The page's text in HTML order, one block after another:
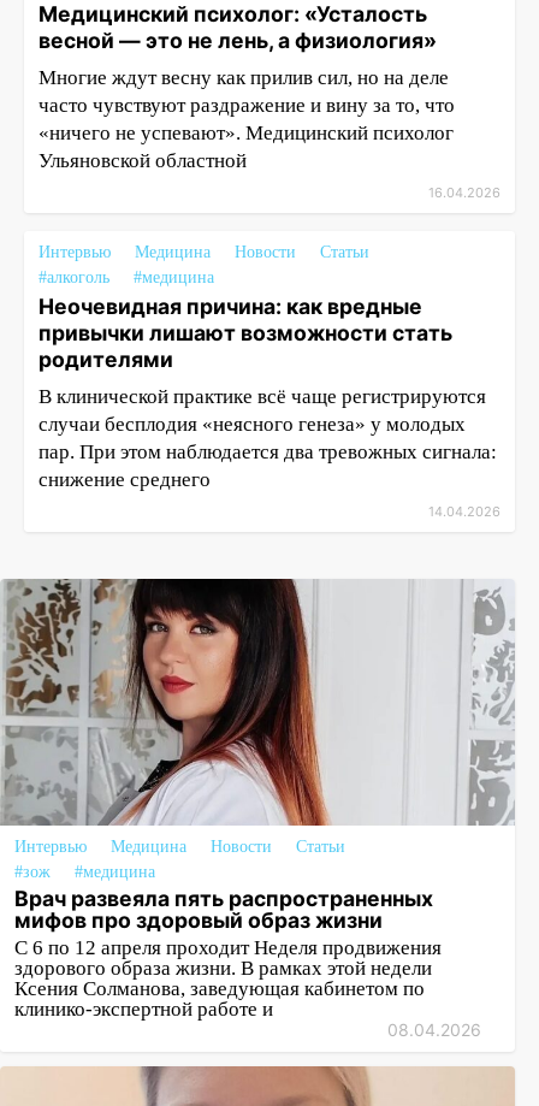
Медицинский психолог: «Усталость
весной — это не лень, а физиология»
Многие ждут весну как прилив сил, но на деле
часто чувствуют раздражение и вину за то, что
«ничего не успевают». Медицинский психолог
Ульяновской областной
16.04.2026
Интервью Медицина Новости
Статьи
#алкоголь
#медицина
Неочевидная причина: как вредные
привычки лишают возможности стать
родителями
В клинической практике всё чаще регистрируются
случаи бесплодия «неясного генеза» у молодых
пар. При этом наблюдается два тревожных сигнала:
снижение среднего
14.04.2026
Интервью Медицина Новости
Статьи
#зож
#медицина
Врач развеяла пять распространенных
мифов про здоровый образ жизни
С 6 по 12 апреля проходит Неделя продвижения
здорового образа жизни. В рамках этой недели
Ксения Солманова, заведующая кабинетом по
клинико-экспертной работе и
08.04.2026